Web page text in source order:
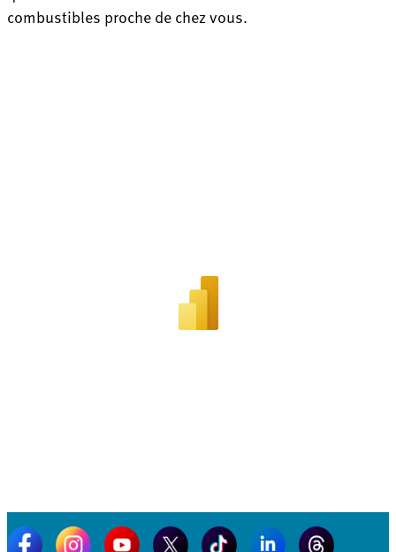
combustibles proche de chez vous.